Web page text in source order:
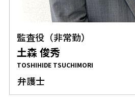
監査役（非常勤）
土森 俊秀
TOSHIHIDE TSUCHIMORI
弁護士